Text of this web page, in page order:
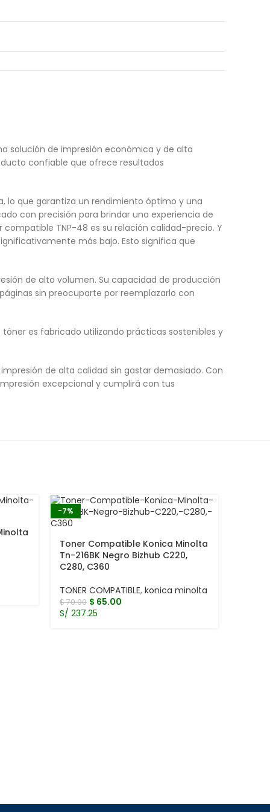
solución de impresión económica y de alta
confiable que ofrece resultados
lo que garantiza un rendimiento óptimo y una
con precisión para brindar una experiencia de
TNP-48 es su relación calidad-precio. Y
más bajo. Esto significa que
de alto volumen. Su capacidad de producción
sin preocuparte por reemplazarlo con
es fabricado utilizando prácticas sostenibles y
de alta calidad sin gastar demasiado. Con
excepcional y cumplirá con tus
-7%
Toner Compatible Konica Minolta
Tn-216BK Negro Bizhub C220,
C280, C360
TONER COMPATIBLE, konica minolta
$70.00 $ 65.00
S/ 237.25